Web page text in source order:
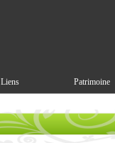
Liens Patrimoine